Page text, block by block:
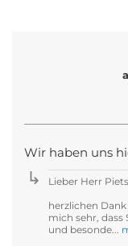
Wir haben uns
Lieber Herr
herzlichen
mich sehr,
und besonde...